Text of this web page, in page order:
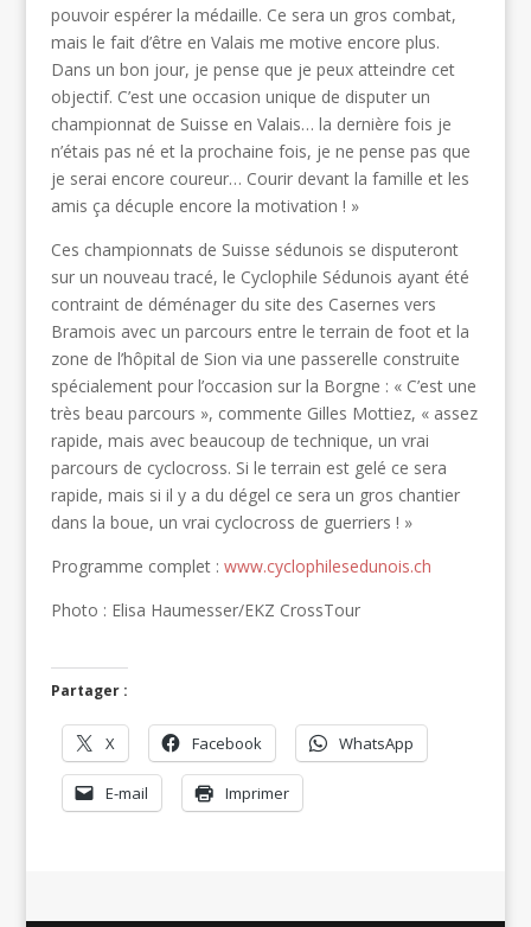
pouvoir espérer la médaille. Ce sera un gros combat,
mais le fait d’être en Valais me motive encore plus.
Dans un bon jour, je pense que je peux atteindre cet
objectif. C’est une occasion unique de disputer un
championnat de Suisse en Valais… la dernière fois je
n’étais pas né et la prochaine fois, je ne pense pas que
je serai encore coureur… Courir devant la famille et les
amis ça décuple encore la motivation ! »
Ces championnats de Suisse sédunois se disputeront
sur un nouveau tracé, le Cyclophile Sédunois ayant été
contraint de déménager du site des Casernes vers
Bramois avec un parcours entre le terrain de foot et la
zone de l’hôpital de Sion via une passerelle construite
spécialement pour l’occasion sur la Borgne : « C’est une
très beau parcours », commente Gilles Mottiez, « assez
rapide, mais avec beaucoup de technique, un vrai
parcours de cyclocross. Si le terrain est gelé ce sera
rapide, mais si il y a du dégel ce sera un gros chantier
dans la boue, un vrai cyclocross de guerriers ! »
Programme complet : www.cyclophilesedunois.ch
Photo : Elisa Haumesser/EKZ CrossTour
Partager :
X Facebook WhatsApp
E-mail Imprimer